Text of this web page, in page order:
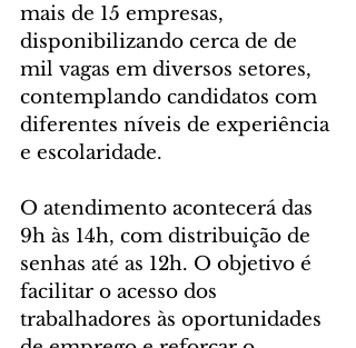
mais de 15 empresas,
disponibilizando cerca de de
mil vagas em diversos setores,
contemplando candidatos com
diferentes níveis de experiência
e escolaridade.
O atendimento acontecerá das
9h às 14h, com distribuição de
senhas até as 12h. O objetivo é
facilitar o acesso dos
trabalhadores às oportunidades